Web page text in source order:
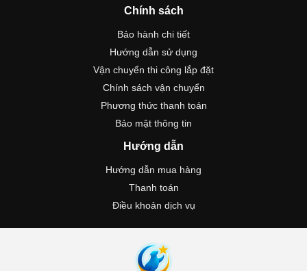
Chính sách
Bảo hành chi tiết
Hướng dẫn sử dụng
Vận chuyển thi công lắp đặt
Chính sách vận chuyển
Phương thức thanh toán
Bảo mật thông tin
Hướng dẫn
Hướng dẫn mua hàng
Thanh toán
Điều khoản dịch vụ